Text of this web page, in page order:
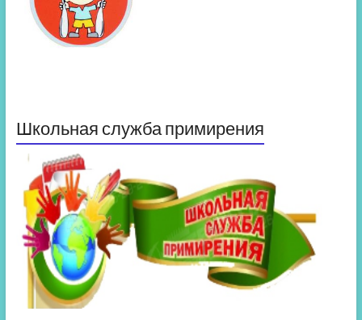
Школьная служба примирения